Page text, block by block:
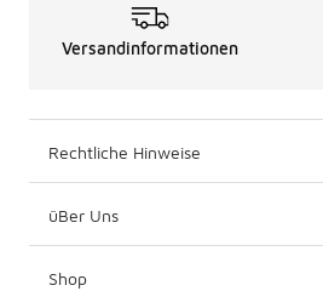
Versandinformationen
Rechtliche Hinweise
üBer Uns
Shop